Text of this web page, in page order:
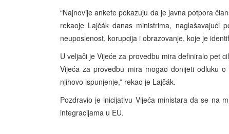
“Najnovije ankete pokazuju da je javna potpora
rekaoje Lajčák danas ministrima,
neuposlenost, korupcija i obrazovanje, koje je
U veljači je Vijeće za provedbu mira definiralo pet
Vijeća za provedbu mira mogao donijeti odluku
njihovo ispunjenje,” rekao je Lajčák.
Pozdravio je inicijativu Vijeća ministara da se na
integracijama u EU.